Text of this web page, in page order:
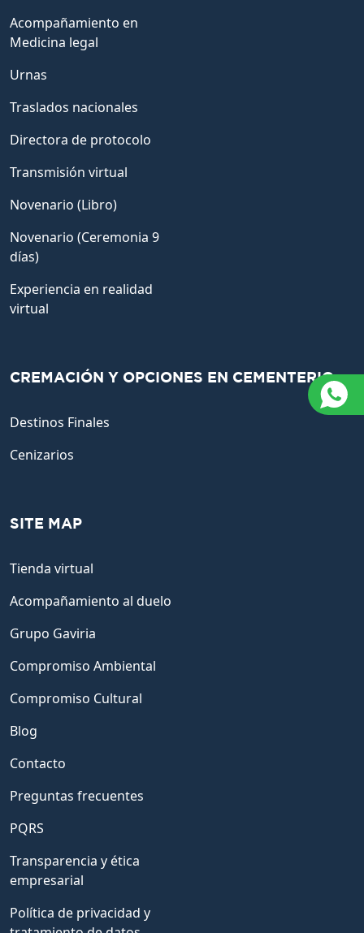
Acompañamiento en
Medicina legal
Urnas
Traslados nacionales
Directora de protocolo
Transmisión virtual
Novenario (Libro)
Novenario (Ceremonia 9
días)
Experiencia en realidad
virtual
CREMACIÓN Y OPCIONES EN CEMENTERIO
Destinos Finales
Cenizarios
SITE MAP
Tienda virtual
Acompañamiento al duelo
Grupo Gaviria
Compromiso Ambiental
Compromiso Cultural
Blog
Contacto
Preguntas frecuentes
PQRS
Transparencia y ética
empresarial
Política de privacidad y